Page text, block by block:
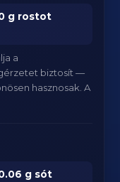
g rostot
a
biztosít —
hasznosak. A
g sót